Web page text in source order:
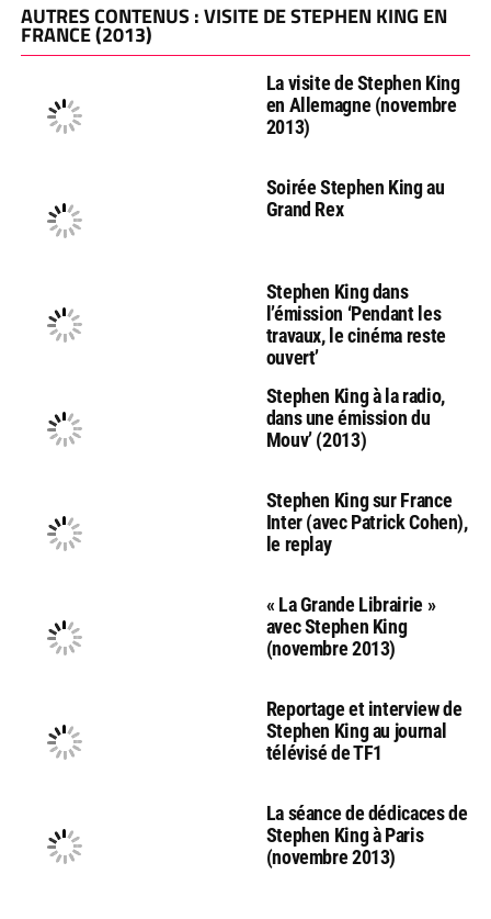
AUTRES CONTENUS : VISITE DE STEPHEN KING EN
FRANCE (2013)
La visite de Stephen King
en Allemagne (novembre
2013)
Soirée Stephen King au
Grand Rex
Stephen King dans
l’émission ‘Pendant les
travaux, le cinéma reste
ouvert’
Stephen King à la radio,
dans une émission du
Mouv’ (2013)
Stephen King sur France
Inter (avec Patrick Cohen),
le replay
« La Grande Librairie »
avec Stephen King
(novembre 2013)
Reportage et interview de
Stephen King au journal
télévisé de TF1
La séance de dédicaces de
Stephen King à Paris
(novembre 2013)